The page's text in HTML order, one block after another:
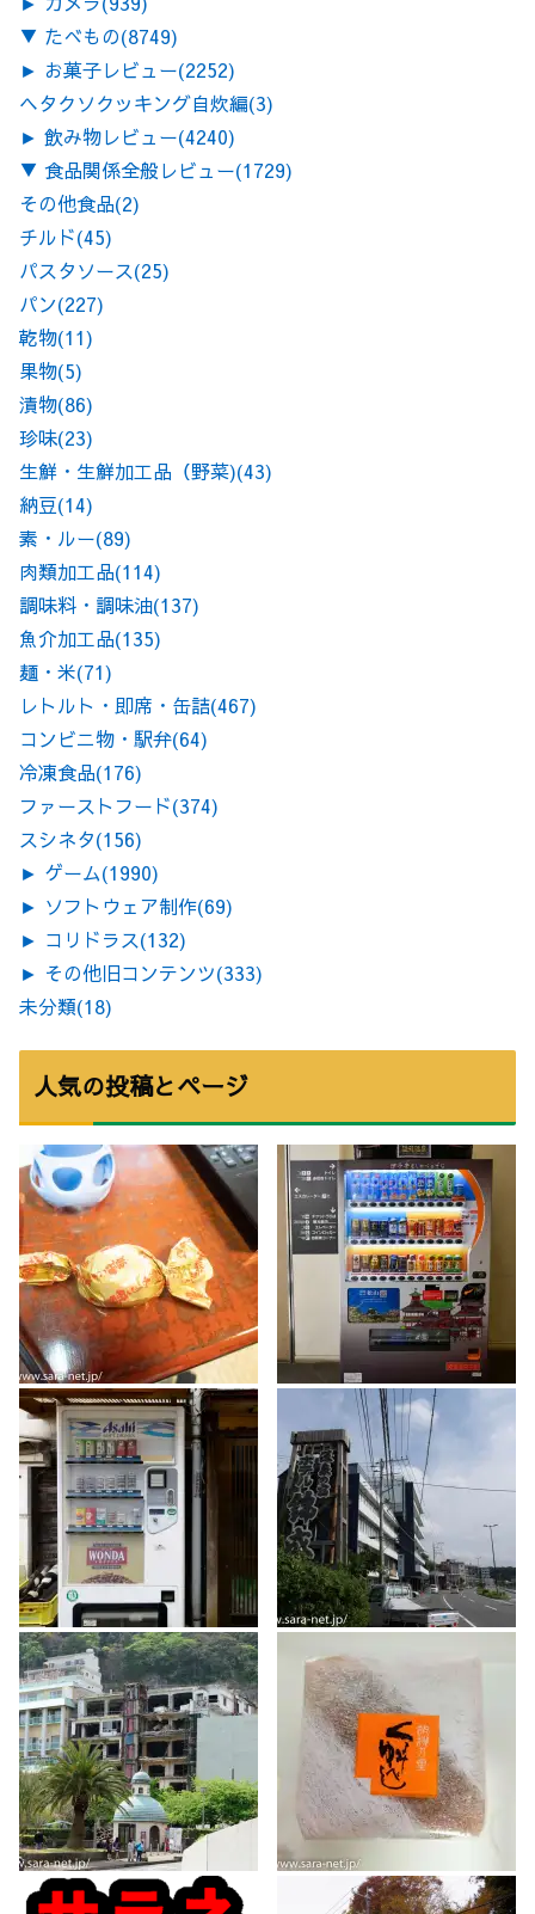
▼ たべもの(8749)
► お菓子レビュー(2252)
ヘタクソクッキング自炊編(3)
► 飲み物レビュー(4240)
▼ 食品関係全般レビュー(1729)
その他食品(2)
チルド(45)
パスタソース(25)
パン(227)
乾物(11)
果物(5)
漬物(86)
珍味(23)
生鮮・生鮮加工品（野菜)(43)
納豆(14)
素・ルー(89)
肉類加工品(114)
調味料・調味油(137)
魚介加工品(135)
麺・米(71)
レトルト・即席・缶詰(467)
コンビニ物・駅弁(64)
冷凍食品(176)
ファーストフード(374)
スシネタ(156)
► ゲーム(1990)
► ソフトウェア制作(69)
► コリドラス(132)
► その他旧コンテンツ(333)
未分類(18)
人気の投稿とページ